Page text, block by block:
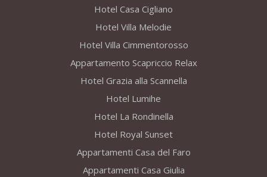
Hotel Casa Cigliano
Hotel Villa Melodie
Hotel Villa Cimmentorosso
Appartamento Scapriccio Relax
Hotel Grazia alla Scannella
Hotel Lumihe
Hotel La Rondinella
Hotel Royal Sunset
Appartamenti Casa del Faro
Appartamenti Casa Giulia